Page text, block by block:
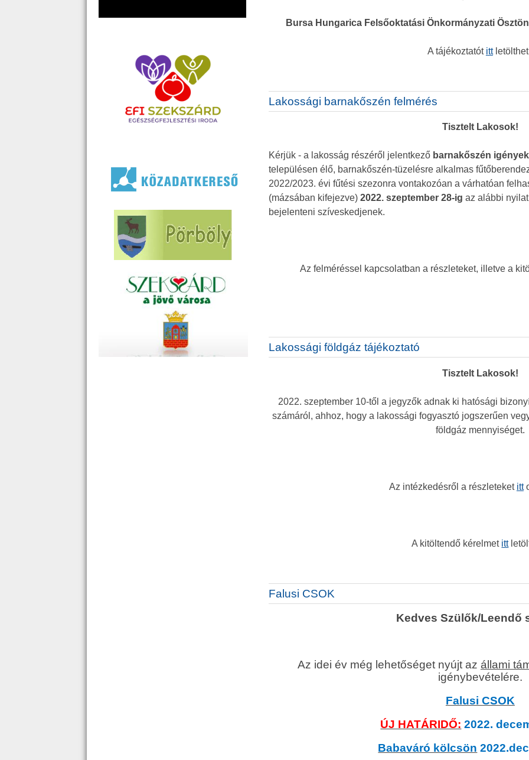
Bursa Hungarica Felsőoktatási Önkormányzati
A tájékoztatót itt
Lakossági barnakőszén felmérés
Tisztelt Lakosok!
Kérjük - a lakosság részéről jelentkező barnakőszén
településen élő, barnakőszén-tüzelésre alkalmas
2022/2023. évi fűtési szezonra vontakozóan a várhatóan
(mázsában kifejezve) 2022. szeptember 28-ig az alábbi
bejelenteni szíveskedjenek.
Az felméréssel kapcsolatban a részleteket, illetve a
Lakossági földgáz tájékoztató
Tisztelt Lakosok!
2022. szeptember 10-től a jegyzők adnak ki hatósági
számáról, ahhoz, hogy a lakossági fogyasztó jogszerűen
földgáz mennyiséget.
Az intézkedésről a részleteket itt
A kitöltendő kérelmet itt
Falusi CSOK
Kedves Szülők/Leendő
Az idei év még lehetőséget nyújt az állami
igénybevételére.
Falusi CSOK
ÚJ HATÁRIDŐ: 2022.
Babaváró kölcsön